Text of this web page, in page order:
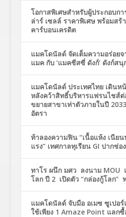
โอกาสพิเศษสำหรับผู้ประกอบก
ล่าร์ เซลล์ ราคาพิเศษ พร้อมสร้
คาร์บอนเครดิต
แมคโดนัลด์ จัดเต็มความอร่อย
แมค กับ ‘แมคชีสซี่ ดังก์’ ดังก์สนุ
แมคโดนัลด์ ประเทศไทย เดินห
หลังคว้าสิทธิ์บริหารแฟรนไชส์ต่
ขยายสาขาเท่าตัวภายในปี
อัตรา
ท้าลองความฟิน “เนื้อแห้ง เนีย
แรง” เทศกาลทุเรียน GI ปากช่อ
ทาโร ผนึก มศว ลงนาม MOU
โลก ปี 2 เปิดตัว “กล่องกู้โลก”
แมคโดนัลด์ จับมือ อเมซ ซูเปอ
ใช้เพียง 1 Amaze Point แลก